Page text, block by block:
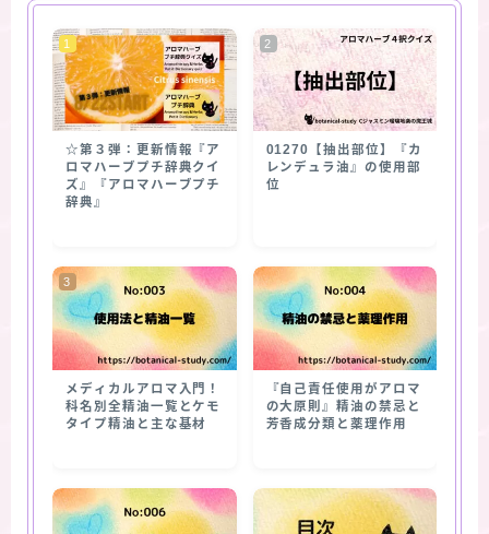
☆第３弾：更新情報『ア
ロマハーブプチ辞典クイ
ズ』『アロマハーブプチ
辞典』
01270【抽出部位】『カ
レンデュラ油』の使用部
位
メディカルアロマ入門！
科名別全精油一覧とケモ
タイプ精油と主な基材
『自己責任使用がアロマ
の大原則』精油の禁忌と
芳香成分類と薬理作用